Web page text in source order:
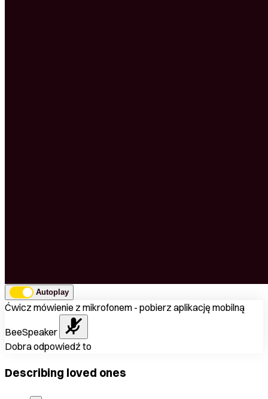
Autoplay
Ćwicz mówienie z mikrofonem - pobierz aplikację mobilną
BeeSpeaker
Dobra odpowiedź to
Describing loved ones